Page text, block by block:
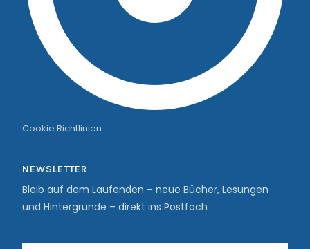
Cookie Richtlinien
NEWSLETTER
Bleib auf dem Laufenden – neue Bücher, Lesungen
und Hintergründe – direkt ins Postfach